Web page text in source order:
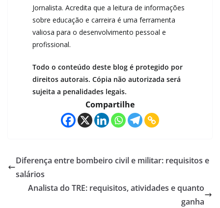
Jornalista. Acredita que a leitura de informações
sobre educação e carreira é uma ferramenta
valiosa para o desenvolvimento pessoal e
profissional.
Todo o conteúdo deste blog é protegido por
direitos autorais. Cópia não autorizada será
sujeita a penalidades legais.
Compartilhe
Diferença entre bombeiro civil e militar: requisitos e
salários
Analista do TRE: requisitos, atividades e quanto
ganha